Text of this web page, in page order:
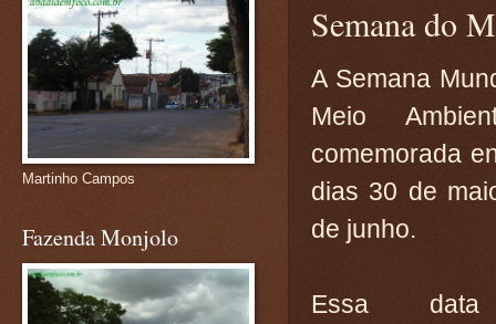
Semana do
A Semana
Meio
comemorada
dias 30 de
de junho.
Essa
Martinho Campos
Fazenda Monjolo